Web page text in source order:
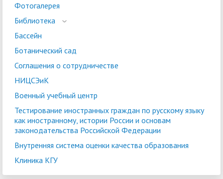
Фотогалерея
Библиотека
Бассейн
Ботанический сад
Соглашения о сотрудничестве
НИЦСЭиК
Военный учебный центр
Тестирование иностранных граждан по русскому языку
как иностранному, истории России и основам
законодательства Российской Федерации
Внутренняя система оценки качества образования
Клиника КГУ